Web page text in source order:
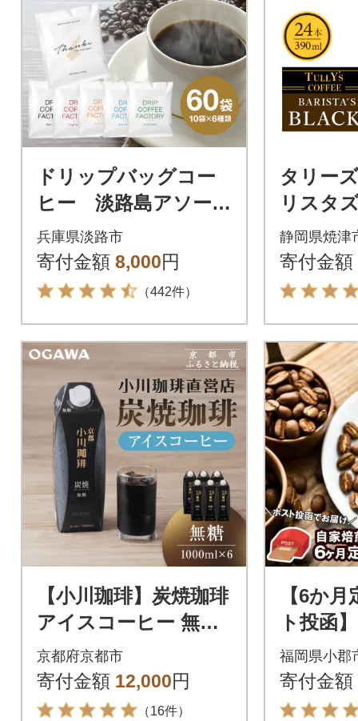
ドリップバッグコー
ヒー 淡路島アソート
セット 6種 60袋
飲み比べ ドリップ
バッグ at14609
兵庫県淡路市
寄付金額 8,000円
（442件）
タリー
リスタ
静岡県焼津
寄付金額
【小川珈琲】炭焼珈琲
アイスコーヒー 無糖
1000ml 6本|リキッド
コーヒー 人気セット
京都府京都市
寄付金額 12,000円
（16件）
【6か
ト投函
ヒー豆
種
福岡県小郡
寄付金額